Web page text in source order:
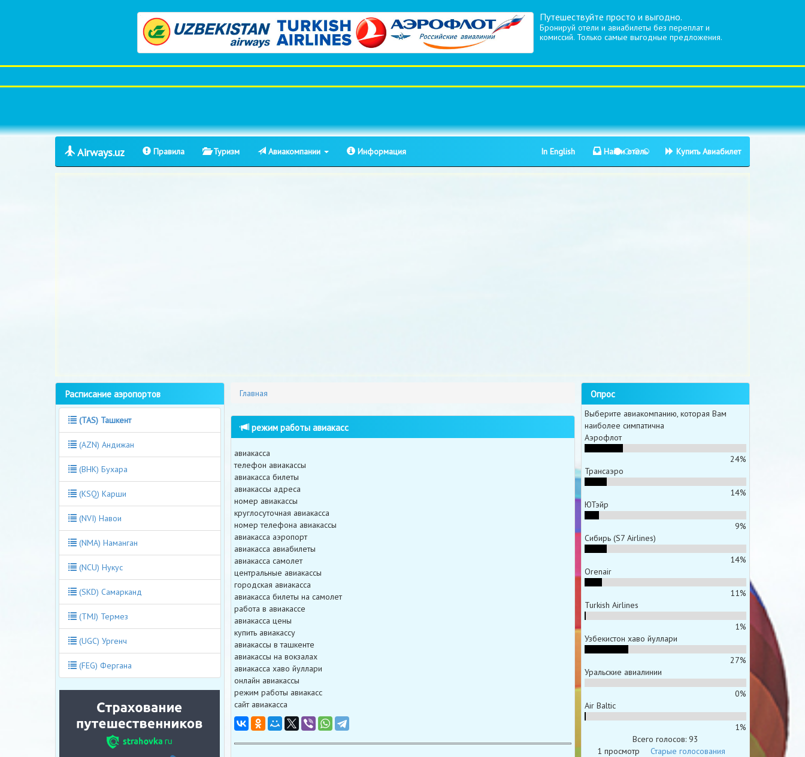
Путешествуйте просто и выгодно.
Бронируй отели и авиабилеты без переплат и
комиссий. Только самые выгодные предложения.
Airways.uz Правила Туризм Авиакомпании Информация In English Найти отель Купить Авиабилет
Главная
режим работы авиакасс
авиакасса
телефон авиакассы
авиакасса билеты
авиакассы адреса
номер авиакассы
круглосуточная авиакасса
номер телефона авиакассы
авиакасса аэропорт
авиакасса авиабилеты
авиакасса самолет
центральные авиакассы
городская авиакасса
авиакасса билеты на самолет
работа в авиакассе
авиакасса цены
купить авиакассу
авиакассы в ташкенте
авиакассы на вокзалах
авиакасса хаво йуллари
онлайн авиакассы
режим работы авиакасс
сайт авиакасса
Расписание аэропортов
(TAS) Ташкент
(AZN) Андижан
(BHK) Бухара
(KSQ) Карши
(NVI) Навои
(NMA) Наманган
(NCU) Нукус
(SKD) Самарканд
(TMJ) Термез
(UGC) Ургенч
(FEG) Фергана
Опрос
Выберите авиакомпанию, которая Вам
наиболее симпатична
Аэрофлот
24%
Трансаэро
14%
ЮТэйр
9%
Сибирь (S7 Airlines)
14%
Orenair
11%
Turkish Airlines
1%
Узбекистон хаво йуллари
27%
Уральские авиалинии
0%
Air Baltic
1%
Всего голосов: 93
1 просмотр
Старые голосования